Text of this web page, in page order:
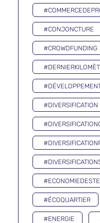
#CONJONCTURE
#CROWDFUNDING
#DIVERSIFICATION
#ÉCOQUARTIER
#ENERGIE